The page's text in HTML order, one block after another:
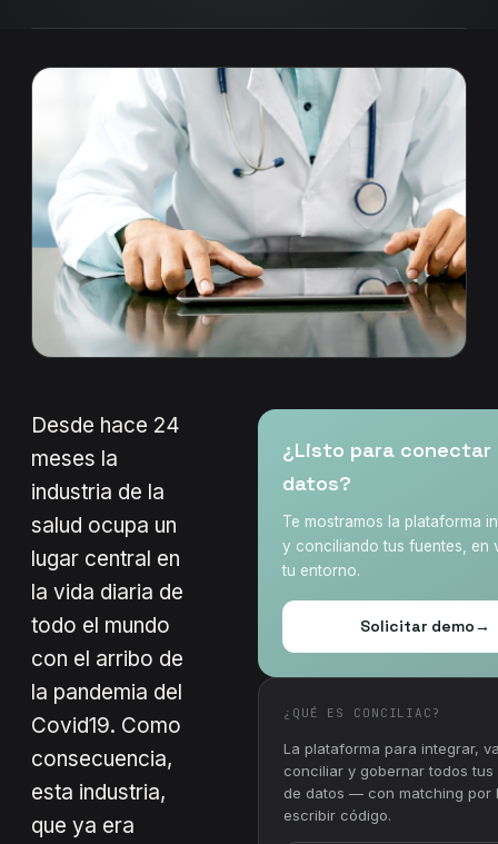
Desde hace 24
meses la
industria de la
salud ocupa un
lugar central en
la vida diaria de
todo el mundo
con el arribo de
la pandemia del
Covid19. Como
consecuencia,
esta industria,
que ya era
¿Listo para conectar
datos?
Te mostramos la plataforma
y conciliando tus fuentes, en
tu entorno.
Solicitar demo→
¿QUÉ ES CONCILIAC?
La plataforma para integrar,
conciliar y gobernar todos
de datos — con matching por
escribir código.